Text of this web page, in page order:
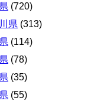
(720)
県 (313)
(114)
(78)
(35)
(55)